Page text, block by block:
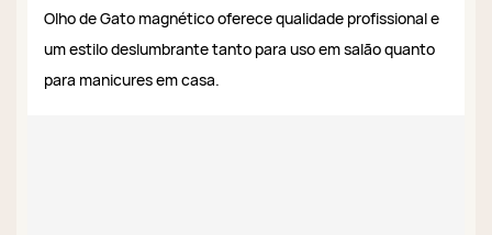
Olho de Gato magnético oferece qualidade profissional e
um estilo deslumbrante tanto para uso em salão quanto
para manicures em casa.